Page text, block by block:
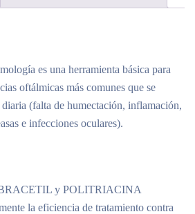
es una herramienta básica para
oftálmicas más comunes que se
(falta de humectación, inflamación,
e infecciones oculares).
y POLITRIACINA
la eficiencia de tratamiento contra